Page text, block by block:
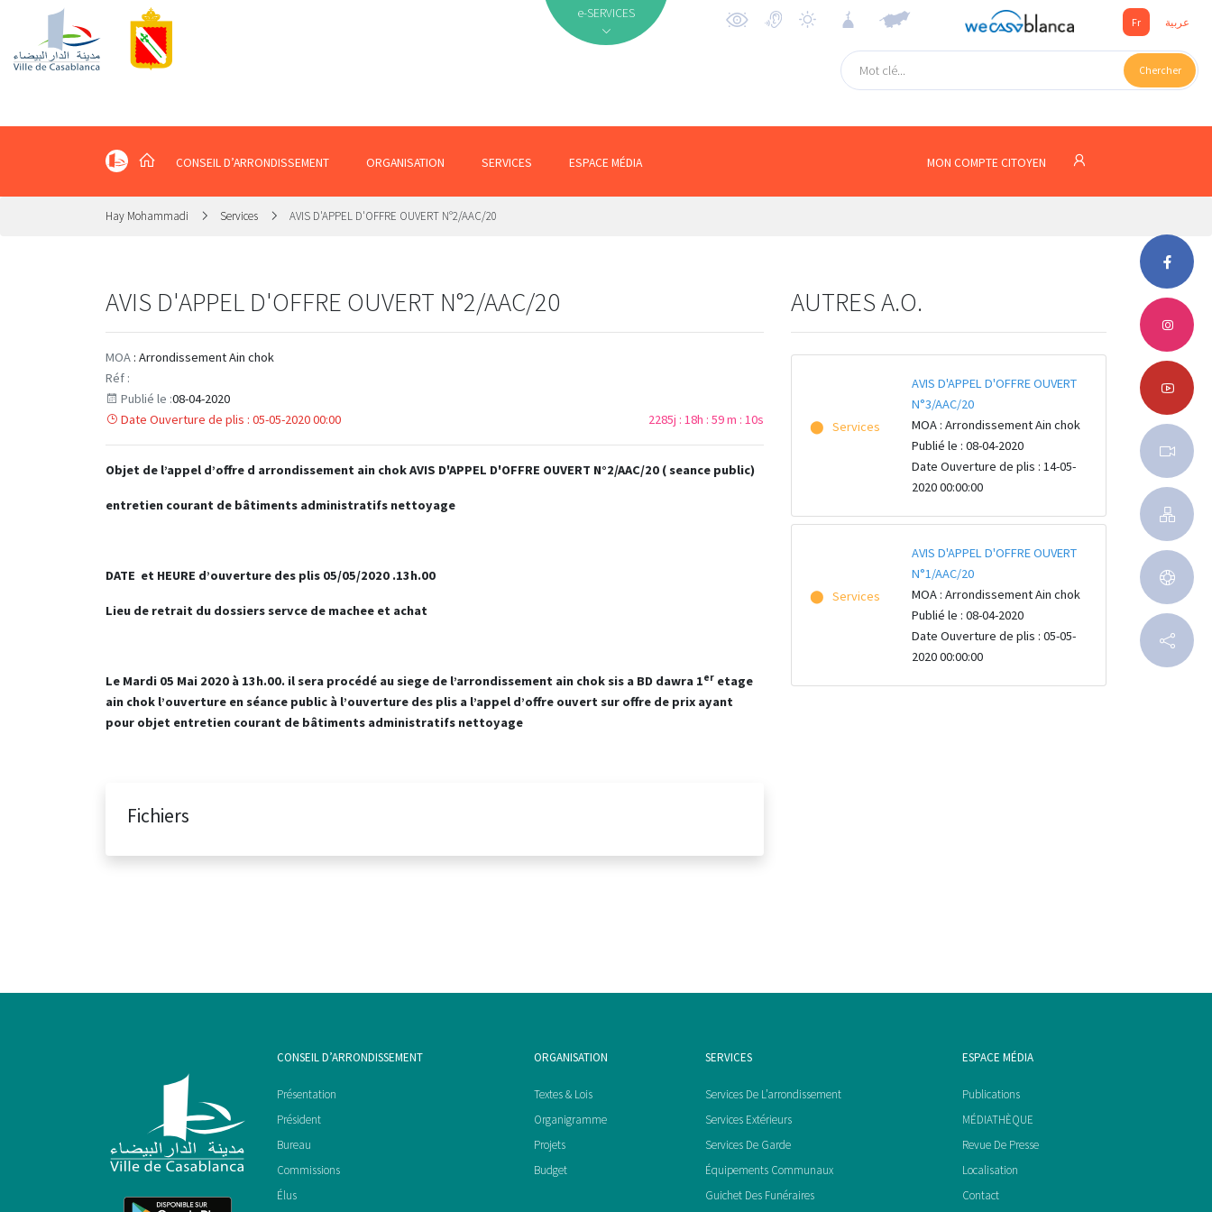
e-SERVICES
Fr عربية
Chercher
CONSEIL D’ARRONDISSEMENT ORGANISATION SERVICES ESPACE MÉDIA MON COMPTE CITOYEN
Hay Mohammadi Services AVIS D'APPEL D'OFFRE OUVERT N°2/AAC/20
AVIS D'APPEL D'OFFRE OUVERT N°2/AAC/20
MOA : Arrondissement Ain chok
Réf :
Publié le :08-04-2020
Date Ouverture de plis : 05-05-2020 00:00
2285j : 18h : 59 m : 10s
Objet de l’appel d’offre d arrondissement ain chok AVIS D'APPEL D'OFFRE OUVERT N°2/AAC/20 ( seance public)
entretien courant de bâtiments administratifs nettoyage
DATE et HEURE d’ouverture des plis 05/05/2020 .13h.00
Lieu de retrait du dossiers servce de machee et achat
Le Mardi 05 Mai 2020 à 13h.00. il sera procédé au siege de l’arrondissement ain chok sis a BD dawra 1er etage
ain chok l’ouverture en séance public à l’ouverture des plis a l’appel d’offre ouvert sur offre de prix ayant
pour objet entretien courant de bâtiments administratifs nettoyage
Fichiers
AUTRES A.O.
⬤ Services
AVIS D'APPEL D'OFFRE OUVERT
N°3/AAC/20
MOA : Arrondissement Ain chok
Publié le : 08-04-2020
Date Ouverture de plis : 14-05-
2020 00:00:00
⬤ Services
AVIS D'APPEL D'OFFRE OUVERT
N°1/AAC/20
MOA : Arrondissement Ain chok
Publié le : 08-04-2020
Date Ouverture de plis : 05-05-
2020 00:00:00
CONSEIL D’ARRONDISSEMENT
Présentation
Président
Bureau
Commissions
Élus
ORGANISATION
Textes & Lois
Organigramme
Projets
Budget
SERVICES
Services De L’arrondissement
Services Extérieurs
Services De Garde
Équipements Communaux
Guichet Des Funéraires
ESPACE MÉDIA
Publications
MÉDIATHÈQUE
Revue De Presse
Localisation
Contact